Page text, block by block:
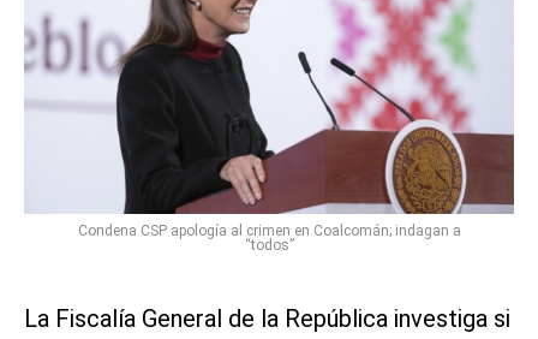
Condena CSP apología al crimen en Coalcomán; indagan a
“todos”
La Fiscalía General de la República investiga si